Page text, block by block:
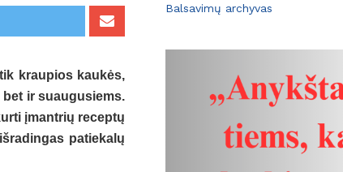
kraupios kaukės,
ir suaugusiems.
įmantrių receptų
patiekalų
Balsavimų archyvas